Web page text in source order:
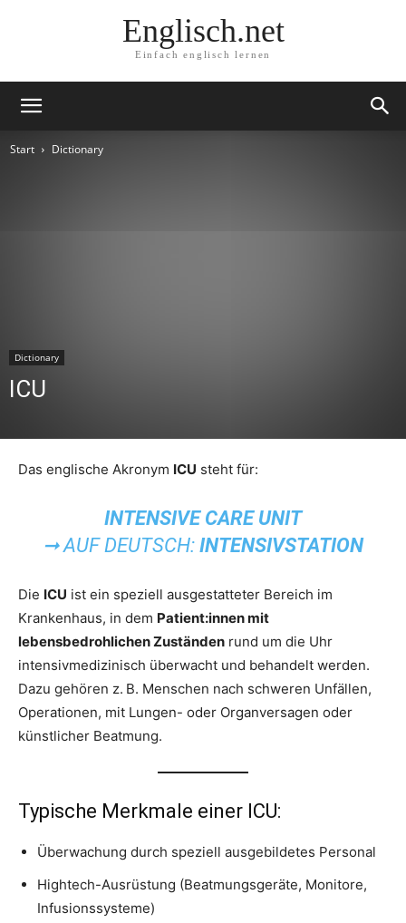
Englisch.net
Einfach englisch lernen
Start Dictionary
Dictionary
ICU
Das englische Akronym ICU steht für:
INTENSIVE CARE UNIT
➞ AUF DEUTSCH: INTENSIVSTATION
Die ICU ist ein speziell ausgestatteter Bereich im
Krankenhaus, in dem Patient:innen mit
lebensbedrohlichen Zuständen rund um die Uhr
intensivmedizinisch überwacht und behandelt werden.
Dazu gehören z. B. Menschen nach schweren Unfällen,
Operationen, mit Lungen- oder Organversagen oder
künstlicher Beatmung.
Typische Merkmale einer ICU:
Überwachung durch speziell ausgebildetes Personal
Hightech-Ausrüstung (Beatmungsgeräte, Monitore,
Infusionssysteme)